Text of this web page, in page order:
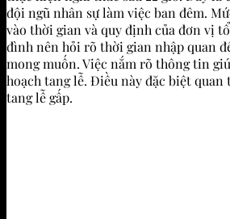
đội ngũ nhân sự làm việc ban đêm.
vào thời gian và quy định của đơn vị
đình nên hỏi rõ thời gian nhập quan
mong muốn. Việc nắm rõ thông tin
hoạch tang lễ. Điều này đặc biệt
tang lễ gấp.